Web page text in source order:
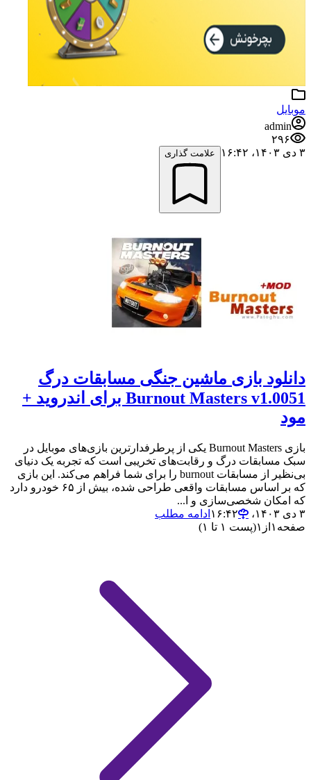
موبایل
admin
۲۹۶
۳ دی ۱۴۰۳،‏ ۱۶:۴۲
علامت گذاری
دانلود بازی ماشین جنگی مسابقات درگ
Burnout Masters v1.0051 برای اندروید +
مود
بازی Burnout Masters یکی از پرطرفدارترین بازی‌های موبایل در
سبک مسابقات درگ و رقابت‌های تخریبی است که تجربه یک دنیای
بی‌نظیر از مسابقات burnout را برای شما فراهم می‌کند. این بازی
که بر اساس مسابقات واقعی طراحی شده، بیش از ۶۵ خودرو دارد
که امکان شخصی‌سازی و ا...
۳ دی ۱۴۰۳،‏ ۱۶:۴۲
ادامه مطلب
صفحه ۱ از ۱(پست ۱ تا ۱)